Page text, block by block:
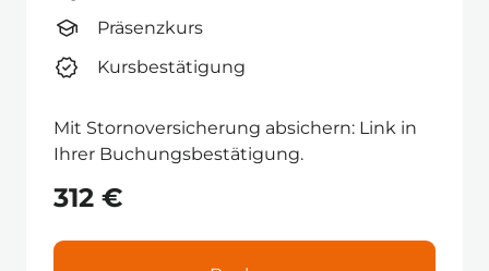
Präsenzkurs
Kursbestätigung
Mit Stornoversicherung absichern: Link in
Ihrer Buchungsbestätigung.
312 €